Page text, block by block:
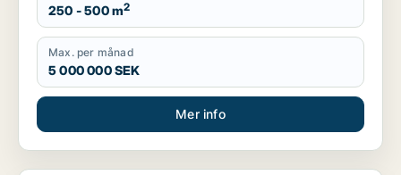
250 - 500 m2
Max. per månad
5 000 000 SEK
Mer info